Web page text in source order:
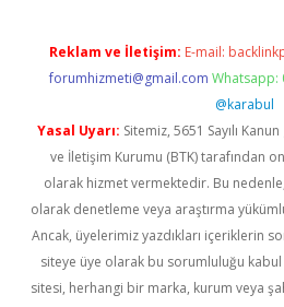
Reklam ve İletişim: E-mail:
forumhizmeti@gmail.com Whatsapp:
@karabul
Yasal Uyarı: Sitemiz, 5651 Sayılı
ve İletişim Kurumu (BTK) tarafından
olarak hizmet vermektedir. Bu
olarak denetleme veya araştırma
Ancak, üyelerimiz yazdıkları içeriklerin
siteye üye olarak bu sorumluluğu kabul
sitesi, herhangi bir marka, kurum veya